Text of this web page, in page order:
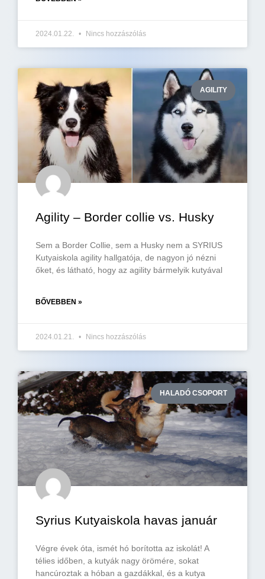
2024.01.22. Nincs hozzászólás
AGILITY
Agility – Border collie vs. Husky
Sem a Border Collie, sem a Husky nem a SYRIUS
Kutyaiskola agility hallgatója, de nagyon jó nézni
őket, és látható, hogy az agility bármelyik kutyával
BŐVEBBEN »
2024.01.21. Nincs hozzászólás
HALADÓ CSOPORT
Syrius Kutyaiskola havas január
Végre évek óta, ismét hó borította az iskolát! A
télies időben, a kutyák nagy örömére, sokat
hancúroztak a hóban a gazdákkal, és a kutya